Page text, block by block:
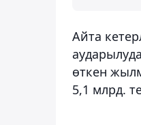
Айта
өткен
5,1 млрд.